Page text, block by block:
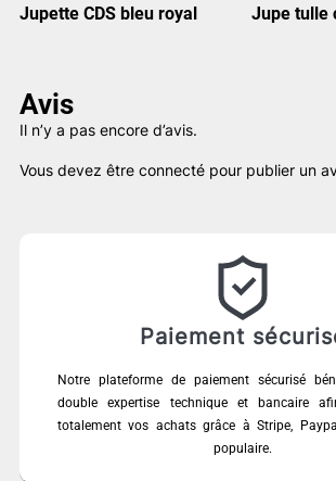
Jupette CDS bleu royal Jupe tulle
Avis
Il n’y a pas encore d’avis.
Vous devez être connecté pour publier un
Paiement
Notre plateforme de paiement sécurisé
double expertise technique et bancaire
totalement vos achats grâce à Stripe,
populaire.